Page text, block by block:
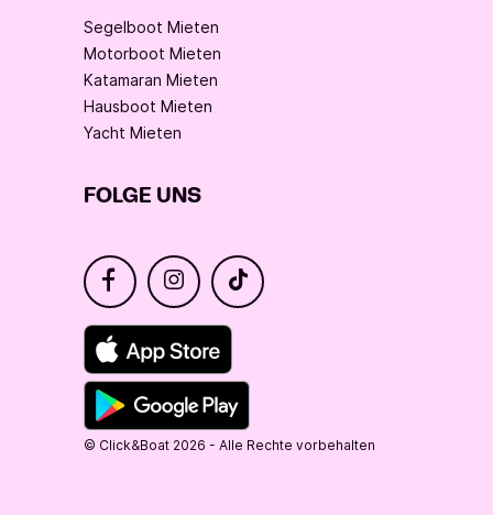
Segelboot Mieten
Motorboot Mieten
Katamaran Mieten
Hausboot Mieten
Yacht Mieten
FOLGE UNS
© Click&Boat 2026 - Alle Rechte vorbehalten